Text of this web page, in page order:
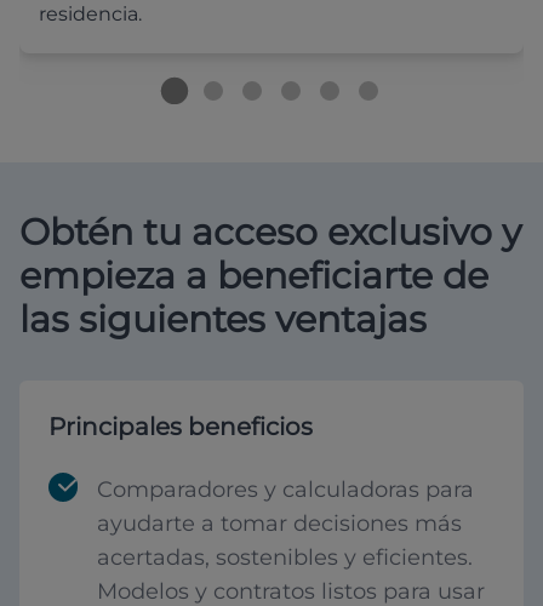
residencia.
Obtén tu acceso exclusivo y
empieza a beneficiarte de
las siguientes ventajas
Principales beneficios
Comparadores y calculadoras para
ayudarte a tomar decisiones más
acertadas, sostenibles y eficientes.
Modelos y contratos listos para usar